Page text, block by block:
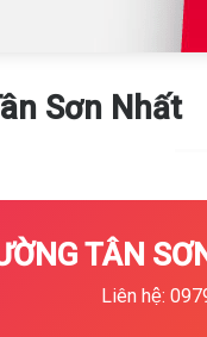
Sơn Nhất
TÂN
Liên hệ: